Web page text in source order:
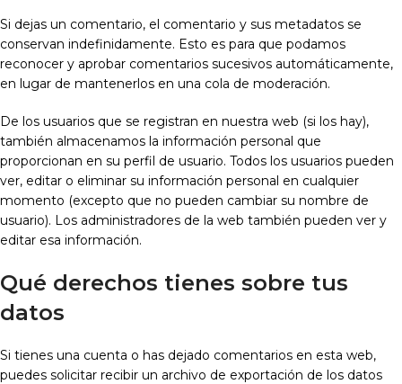
Si dejas un comentario, el comentario y sus metadatos se
conservan indefinidamente. Esto es para que podamos
reconocer y aprobar comentarios sucesivos automáticamente,
en lugar de mantenerlos en una cola de moderación.
De los usuarios que se registran en nuestra web (si los hay),
también almacenamos la información personal que
proporcionan en su perfil de usuario. Todos los usuarios pueden
ver, editar o eliminar su información personal en cualquier
momento (excepto que no pueden cambiar su nombre de
usuario). Los administradores de la web también pueden ver y
editar esa información.
Qué derechos tienes sobre tus
datos
Si tienes una cuenta o has dejado comentarios en esta web,
puedes solicitar recibir un archivo de exportación de los datos